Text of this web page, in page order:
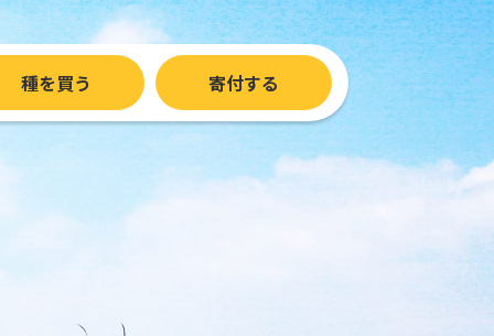
種を買う 寄付する